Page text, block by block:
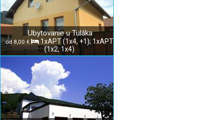
Ubytovanie u Tuláka
od 8,00 €
1xAPT (1x4, +1); 1xAPT
(1x2, 1x4)